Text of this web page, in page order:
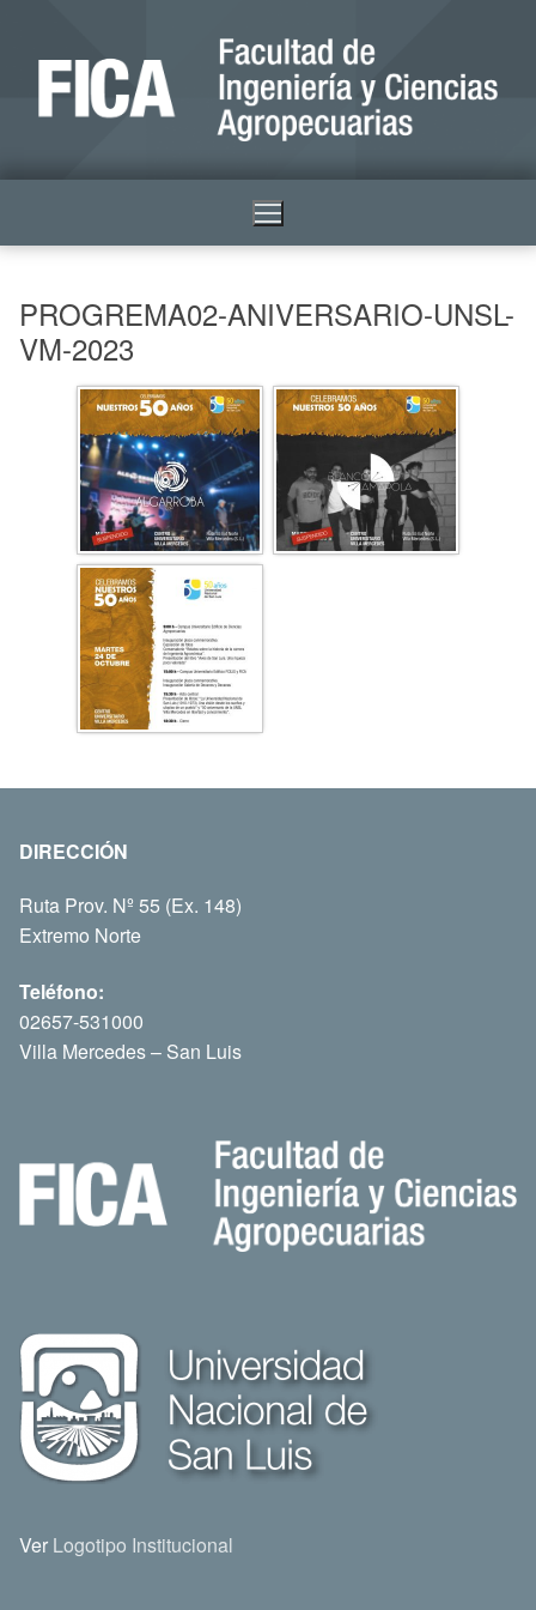
PROGREMA02-ANIVERSARIO-UNSL-
VM-2023
DIRECCIÓN
Ruta Prov. Nº 55 (Ex. 148)
Extremo Norte
Teléfono:
02657-531000
Villa Mercedes – San Luis
Ver Logotipo Institucional